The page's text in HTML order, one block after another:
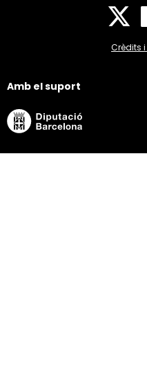
Crèdits
Amb el suport